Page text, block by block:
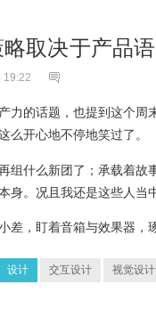
略取决于产品
19:22
力的话题，也提到这个
么开心地不停地笑过了。
组什么新团了；承载着
身。况且我还是这些人当
差，盯着音箱与效果器，
设计 交互设计 视觉设计